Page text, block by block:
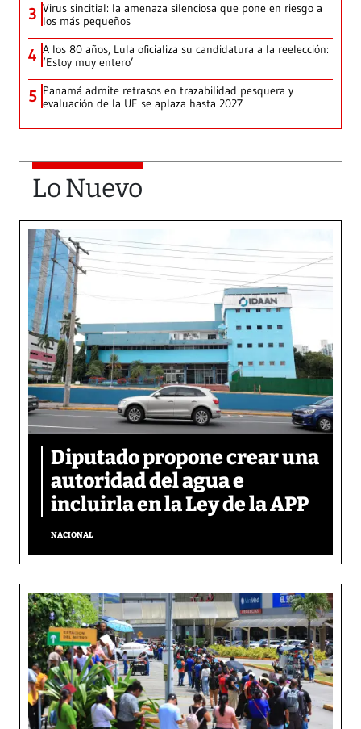
3 Virus sincitial: la amenaza silenciosa que pone en riesgo a
los más pequeños
4 A los 80 años, Lula oficializa su candidatura a la reelección:
‘Estoy muy entero’
5 Panamá admite retrasos en trazabilidad pesquera y
evaluación de la UE se aplaza hasta 2027
Lo Nuevo
Diputado propone crear una
autoridad del agua e
incluirla en la Ley de la APP
NACIONAL